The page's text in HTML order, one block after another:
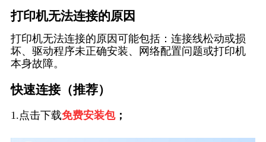
打印机无法连接的原因
打印机无法连接的原因可能包括：连接线松动或损
坏、驱动程序未正确安装、网络配置问题或打印机
本身故障。
快速连接（推荐）
1.点击下载免费安装包；